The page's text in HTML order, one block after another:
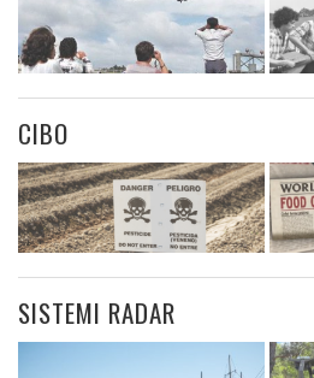
CIBO
SISTEMI RADAR